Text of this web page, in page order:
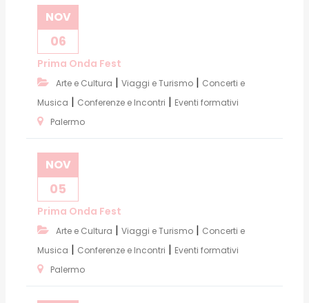
NOV
06
Prima Onda Fest
Arte e Cultura | Viaggi e Turismo | Concerti e
Musica | Conferenze e Incontri | Eventi formativi
Palermo
NOV
05
Prima Onda Fest
Arte e Cultura | Viaggi e Turismo | Concerti e
Musica | Conferenze e Incontri | Eventi formativi
Palermo